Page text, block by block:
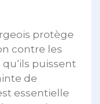
protège
contre les
puissent
de
essentielle